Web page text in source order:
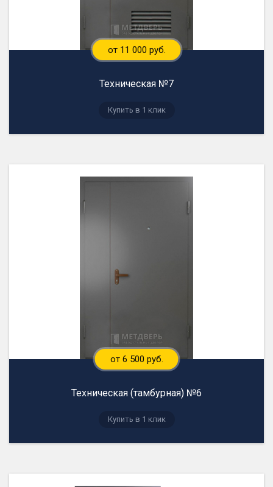
от 11 000 руб.
Техническая №7
Купить в 1 клик
от 6 500 руб.
Техническая (тамбурная) №6
Купить в 1 клик